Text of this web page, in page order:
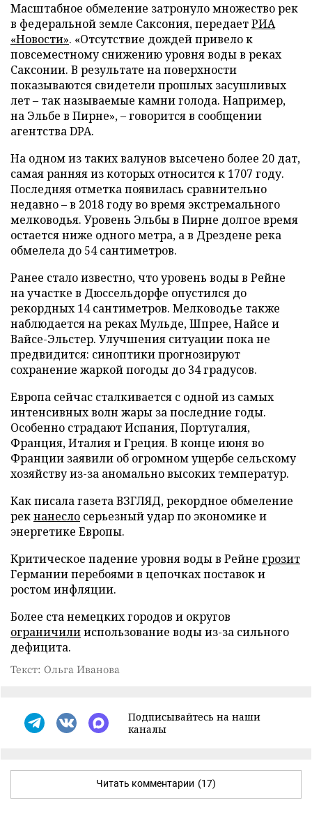
Масштабное обмеление затронуло множество рек
в федеральной земле Саксония, передаетРИА
«Новости». «Отсутствие дождей привело к
повсеместному снижению уровня воды в реках
Саксонии. В результате на поверхности
показываются свидетели прошлых засушливых
лет – так называемые камни голода. Например,
на Эльбе в Пирне», – говорится в сообщении
агентства DPA.
На одном из таких валунов высечено более 20 дат,
самая ранняя из которых относится к 1707 году.
Последняя отметка появилась сравнительно
недавно – в 2018 году во время экстремального
мелководья. Уровень Эльбы в Пирне долгое время
остается ниже одного метра, а в Дрездене река
обмелела до 54 сантиметров.
Ранее стало известно, что уровень воды в Рейне
на участке в Дюссельдорфе опустился до
рекордных 14 сантиметров. Мелководье также
наблюдается на реках Мульде, Шпрее, Найсе и
Вайсе-Эльстер. Улучшения ситуации пока не
предвидится: синоптики прогнозируют
сохранение жаркой погоды до 34 градусов.
Европа сейчас сталкивается с одной из самых
интенсивных волн жары за последние годы.
Особенно страдают Испания, Португалия,
Франция, Италия и Греция. В конце июня во
Франции заявили об огромном ущербе сельскому
хозяйству из-за аномально высоких температур.
Как писала газета ВЗГЛЯД, рекордное обмеление
рекнанесло серьезный удар по экономике и
энергетике Европы.
Критическое падение уровня воды в Рейне грозит
Германии перебоями в цепочках поставок и
ростом инфляции.
Более ста немецких городов и округов
ограничилииспользование воды из-за сильного
дефицита.
Текст: Ольга Иванова
Подписывайтесь на наши
каналы
Читать комментарии (17)